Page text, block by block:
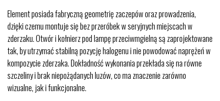
Element posiada fabryczną geometrię zaczepów oraz prowadzenia,
dzięki czemu montuje się bez przeróbek w seryjnych miejscach w
zderzaku. Otwór i kołnierz pod lampę przeciwmgielną są zaprojektowane
tak, by utrzymać stabilną pozycję halogenu i nie powodować naprężeń w
kompozycie zderzaka. Dokładność wykonania przekłada się na równe
szczeliny i brak niepożądanych luzów, co ma znaczenie zarówno
wizualne, jak i funkcjonalne.